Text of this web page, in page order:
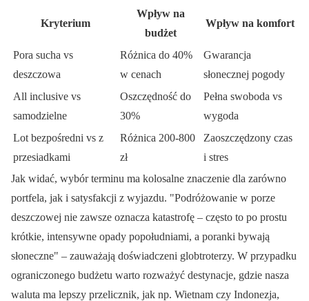
Kryterium
Wpływ na
budżet
Wpływ na komfort
Pora sucha vs
deszczowa
Różnica do 40%
w cenach
Gwarancja
słonecznej pogody
All inclusive vs
samodzielne
Oszczędność do
30%
Pełna swoboda vs
wygoda
Lot bezpośredni vs z
przesiadkami
Różnica 200-800
zł
Zaoszczędzony czas
i stres
Jak widać, wybór terminu ma kolosalne znaczenie dla zarówno
portfela, jak i satysfakcji z wyjazdu.
Podróżowanie w porze
deszczowej nie zawsze oznacza katastrofę – często to po prostu
krótkie, intensywne opady popołudniami, a poranki bywają
słoneczne
– zauważają doświadczeni globtroterzy. W przypadku
ograniczonego budżetu warto rozważyć destynacje, gdzie nasza
waluta ma lepszy przelicznik, jak np. Wietnam czy Indonezja,